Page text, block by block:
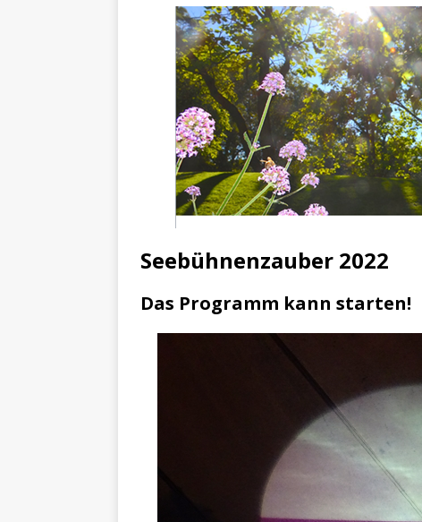
[ 29. März 2024 ] Polizei /
Seebühnenzauber 2022
Das Programm kann starten!